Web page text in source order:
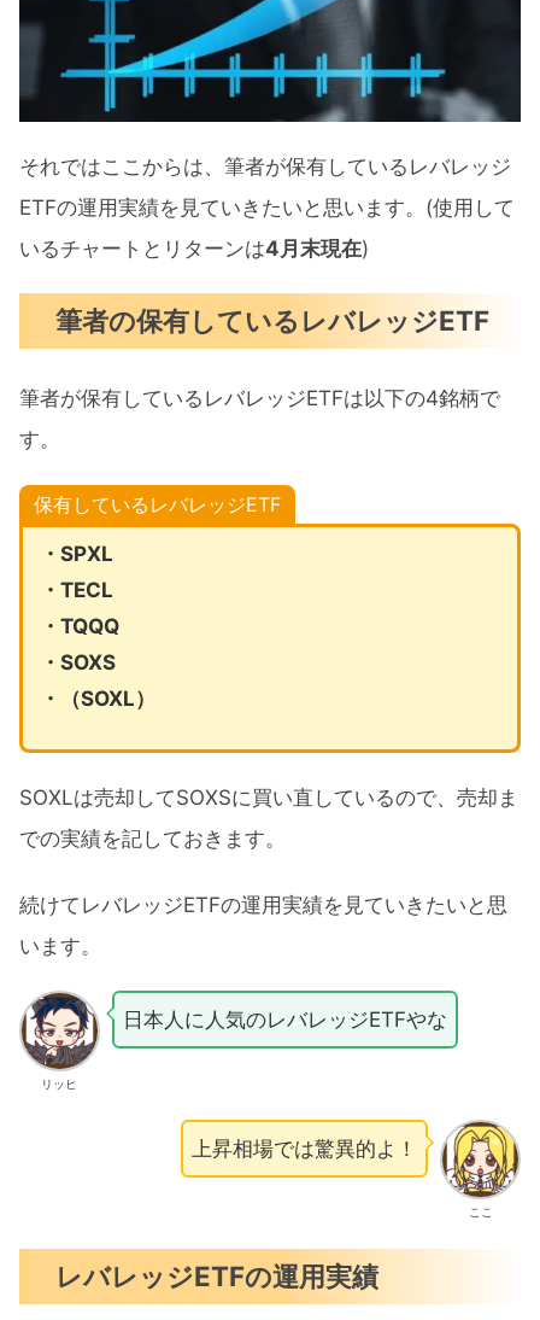
TECL･TQQQ･SOXL』まとめ
それではここからは、筆者が保有しているレバレッジ
ETFの運用実績を見ていきたいと思います。(使用して
いるチャートとリターンは4月末現在)
筆者の保有しているレバレッジETF
筆者が保有しているレバレッジETFは以下の4銘柄で
す。
保有しているレバレッジETF
・SPXL
・TECL
・TQQQ
・SOXS
・（SOXL）
SOXLは売却してSOXSに買い直しているので、売却ま
での実績を記しておきます。
続けてレバレッジETFの運用実績を見ていきたいと思
います。
リッヒ
日本人に人気のレバレッジETFやな
ここ
上昇相場では驚異的よ！
レバレッジETFの運用実績